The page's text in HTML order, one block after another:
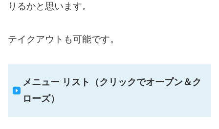
りるかと思います。
テイクアウトも可能です。
メニュー リスト（クリックでオープン＆ク
ローズ）